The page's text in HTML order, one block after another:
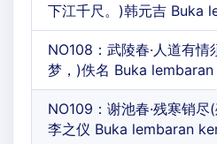
下江千尺。)韩元吉 Buka
NO108：武陵春·人道有
梦，)佚名 Buka
NO109：谢池春·残寒销
李之仪 Buka lembaran